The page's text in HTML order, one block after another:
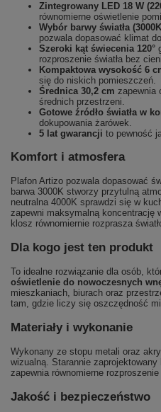
Zintegrowany LED 18 W
równomierne oświetlenie
Wybór barwy światła
pozwala dopasować klimat
Szeroki kąt świecenia 120°
rozproszenie światła bez
Kompaktowa wysokość 6
się do niskich pomieszczeń.
Średnica 30,2 cm zapewnia
średnich przestrzeni.
Gotowe źródło światła w
dokupowania żarówek.
5 lat gwarancji to pewność
Komfort i atmosfera
Plafon Artizo pozwala dopasować
barwa 3000K stworzy przytulną
neutralna 4000K sprawdzi się w
zapewni maksymalną koncentrację
klosz równomiernie rozprasza
Dla kogo jest ten produkt
To idealne rozwiązanie dla osób,
oświetlenie do nowoczesnych
mieszkaniach, biurach oraz
tam, gdzie liczy się oszczędność
Materiały i wykonanie
Wykonany ze stopu metali oraz
wizualną. Starannie
zapewnia równomierne
Jakość i bezpieczeństwo